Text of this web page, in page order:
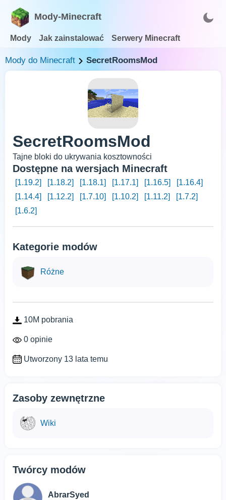
Mody-Minecraft
Mody Jak zainstalować Serwery Minecraft
Mody do Minecraft SecretRoomsMod
SecretRoomsMod
Tajne bloki do ukrywania kosztowności
Dostępne na wersjach Minecraft
[1.19.2] [1.18.2] [1.18.1] [1.17.1] [1.16.5]
[1.16.4]
[1.14.4]
[1.12.2] [1.7.10] [1.10.2] [1.11.2]
[1.7.2]
[1.6.2]
Kategorie modów
Różne
10M pobrania
0 opinie
Utworzony 13 lata temu
Zasoby zewnętrzne
Wiki
Twórcy modów
AbrarSyed